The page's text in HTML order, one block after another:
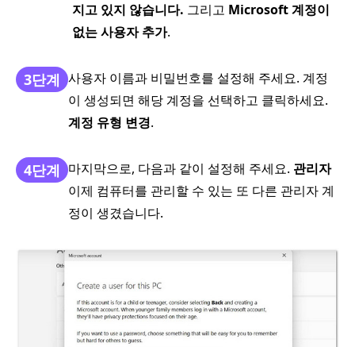
지고 있지 않습니다. 그리고 Microsoft 계정이
없는 사용자 추가.
3단계 사용자 이름과 비밀번호를 설정해 주세요. 계정
이 생성되면 해당 계정을 선택하고 클릭하세요.
계정 유형 변경.
4단계 마지막으로, 다음과 같이 설정해 주세요. 관리자
이제 컴퓨터를 관리할 수 있는 또 다른 관리자 계
정이 생겼습니다.